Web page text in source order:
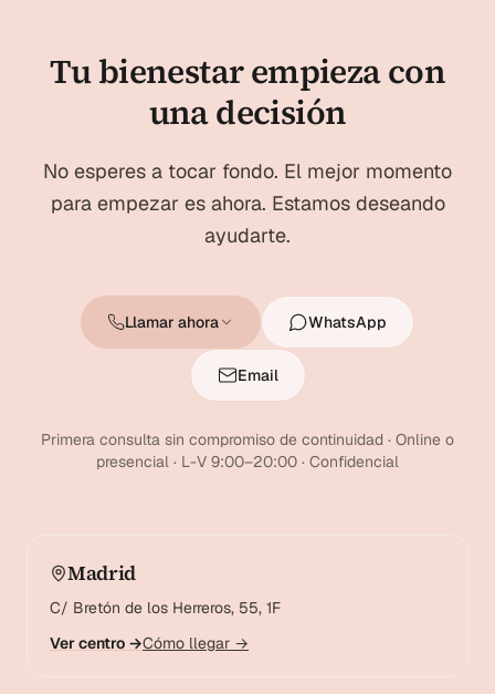
Tu bienestar empieza con
una decisión
No esperes a tocar fondo. El mejor momento
para empezar es ahora. Estamos deseando
ayudarte.
Llamar ahora WhatsApp
Email
Primera consulta sin compromiso de continuidad · Online o
presencial · L-V 9:00–20:00 · Confidencial
Madrid
C/ Bretón de los Herreros, 55, 1F
Ver centro →Cómo llegar →